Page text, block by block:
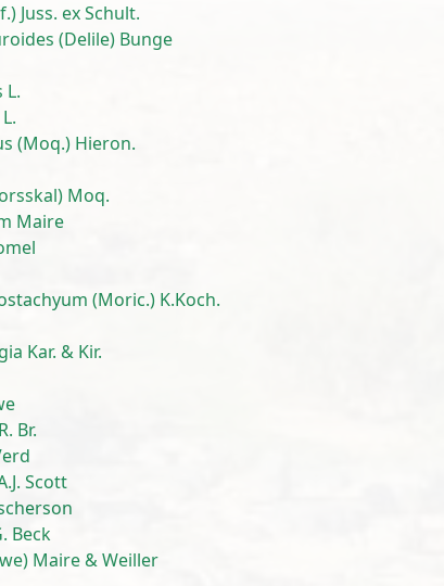
Juss. ex Schult.
(Delile) Bunge
L.
(Moq.) Hieron.
Moq.
Maire
(Moric.) K.Koch.
Kar. & Kir.
Br.
Scott
Beck
Maire & Weiller